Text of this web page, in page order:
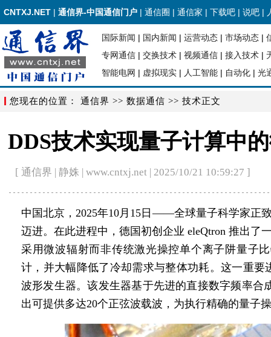
CNTXJ.NET | 通信界-中国通信门户 | 通信圈 | 通信家 | 下载吧 | 说吧 |
国际新闻 | 国内新闻 | 运营动态 | 市场动态 |
专网通信 | 交换技术 | 视频通信 | 接入技术 |
智能电网 | 虚拟现实 | 人工智能 | 自动化 | 光
您现在的位置： 通信界 >> 数据通信 >> 技术正文
DDS技术实现量子计算中
[ 通信界 | 静姝 | www.cntxj.net | 2025/10/21 10:59:27 ]
中国北京，2025年10月15日——全球量子科学家正
迈进。在此进程中，德国初创企业 eleQtron 推出
采用微波辐射而非传统激光操控单个离子阱量子
计，并大幅降低了冷却需求与整体功耗。这一重要
波形发生器。该发生器基于先进的直接数字频率合
出可提供多达20个正弦波载波，为执行精确的量子